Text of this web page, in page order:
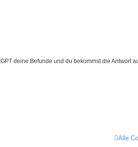
deine Befunde und du bekommst die Antwort
Alle